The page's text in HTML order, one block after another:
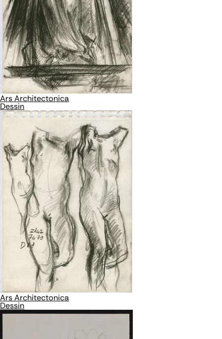
Ars Architectonica
Dessin
Ars Architectonica
Dessin